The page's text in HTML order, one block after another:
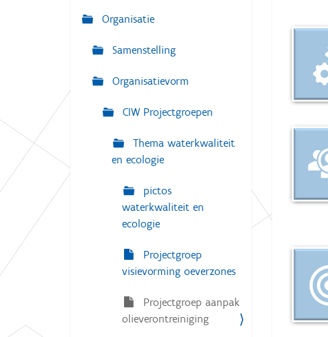
i
Organisatie
Samenstelling
Organisatievorm
CIW Projectgroepen
Thema waterkwaliteit
en ecologie
pictos
waterkwaliteit en
ecologie
Projectgroep
visievorming oeverzones
Projectgroep aanpak
olieverontreiniging